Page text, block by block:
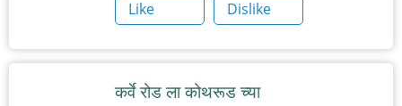
Like
Dislike
कर्वे रोड ला कोथरूड च्या